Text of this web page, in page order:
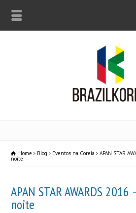
Home Blog Eventos na Coreia APAN STAR
noite
APAN STAR AWARDS
noite